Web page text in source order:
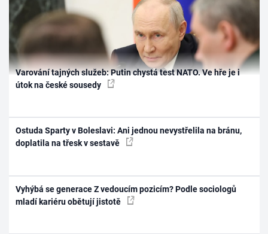
Varování tajných služeb: Putin chystá test NATO. Ve hře je i
útok na české sousedy
Ostuda Sparty v Boleslavi: Ani jednou nevystřelila na bránu,
doplatila na třesk v sestavě
Vyhýbá se generace Z vedoucím pozicím? Podle sociologů
mladí kariéru obětují jistotě